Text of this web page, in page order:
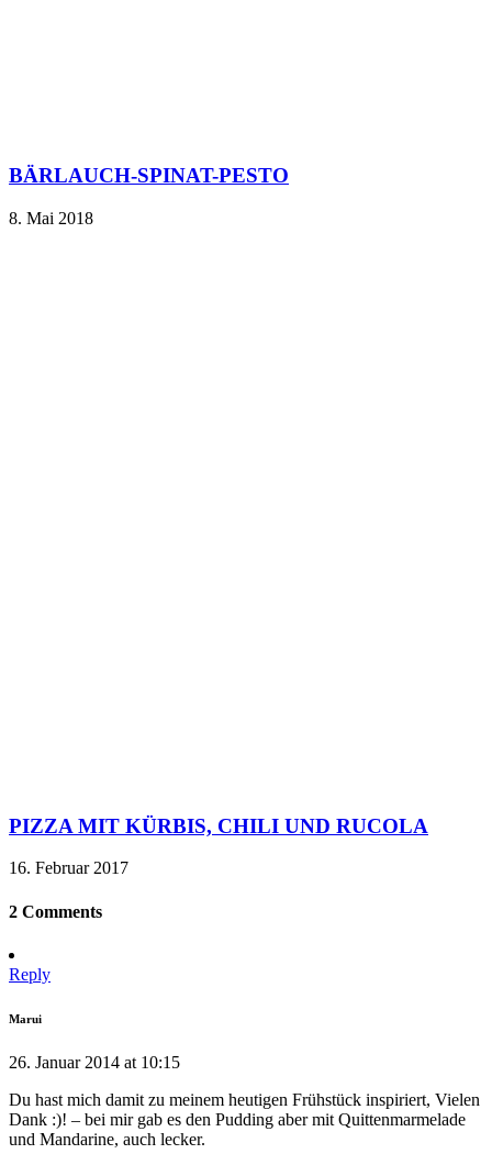
BÄRLAUCH-SPINAT-PESTO
8. Mai 2018
PIZZA MIT KÜRBIS, CHILI UND RUCOLA
16. Februar 2017
2 Comments
Reply
Marui
26. Januar 2014 at 10:15
Du hast mich damit zu meinem heutigen Frühstück inspiriert, Vielen
Dank :)! – bei mir gab es den Pudding aber mit Quittenmarmelade
und Mandarine, auch lecker.